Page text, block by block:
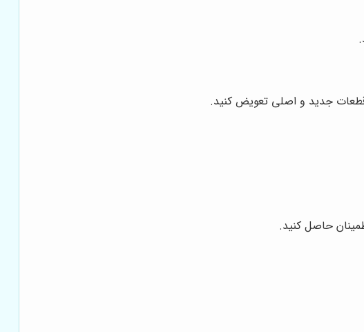
قطعات جدید و اصلی تعویض کنید.
حاصل کنید.